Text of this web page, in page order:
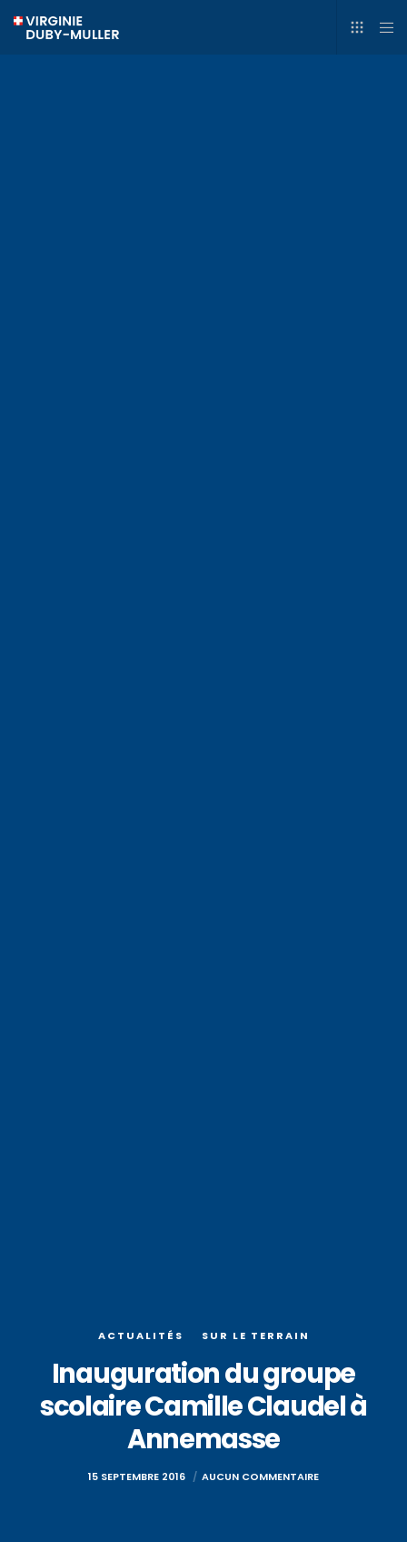
ACTUALITÉS SUR LE TERRAIN
Inauguration du groupe
scolaire Camille Claudel à
Annemasse
15 SEPTEMBRE 2016 AUCUN COMMENTAIRE